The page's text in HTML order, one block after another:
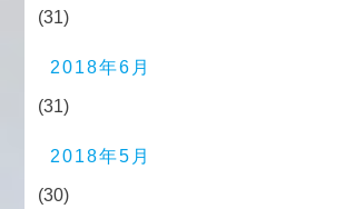
(31)
2018年6月
(31)
2018年5月
(30)